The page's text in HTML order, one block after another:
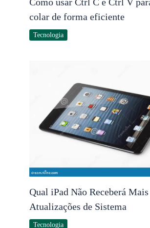
colar de forma eficiente
Tecnologia
Qual iPad Não Receberá Mais
Atualizações de Sistema
Tecnologia